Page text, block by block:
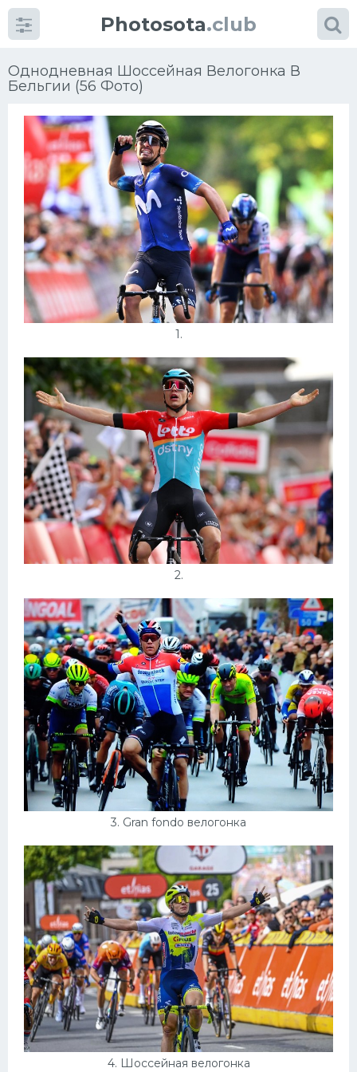
Photosota.club
Однодневная Шоссейная Велогонка В
Бельгии (56 Фото)
1.
2.
3. Gran fondo велогонка
4. Шоссейная велогонка
КатегорииФото
Много картинок...
Футбол
Баскетбол
Хоккей
Велогонки
Конькобежный спорт
Тренажеры
Интерьеры квартир